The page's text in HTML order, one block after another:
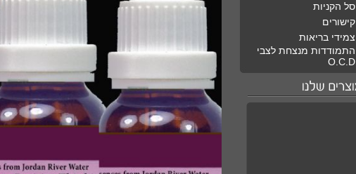
סל הקניות
קישורים
צמידי בריאות
התמודדות מנצחת לצבי
O.C.D